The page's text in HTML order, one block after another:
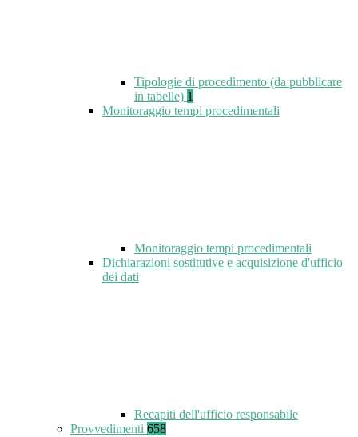
Tipologie di procedimento (da pubblicare
in tabelle) 1
Monitoraggio tempi procedimentali
Monitoraggio tempi procedimentali
Dichiarazioni sostitutive e acquisizione d'ufficio
dei dati
Recapiti dell'ufficio responsabile
Provvedimenti 658